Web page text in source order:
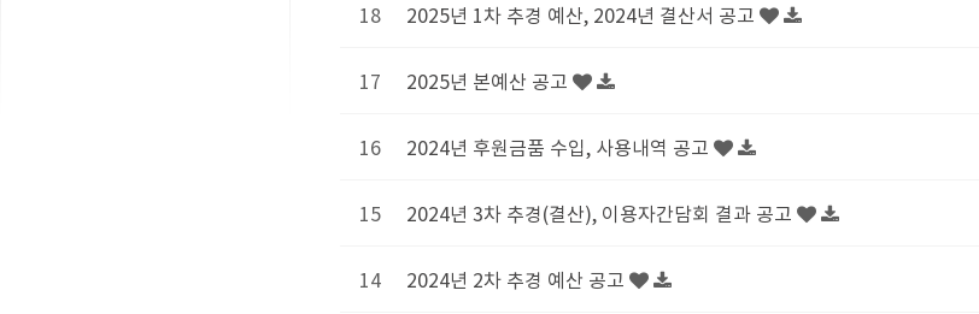
18 2025년 1차 추경 예산, 2024년 결산서 공고
17 2025년 본예산 공고
16 2024년 후원금품 수입, 사용내역 공고
15 2024년 3차 추경(결산), 이용자간담회 결과 공고
14 2024년 2차 추경 예산 공고